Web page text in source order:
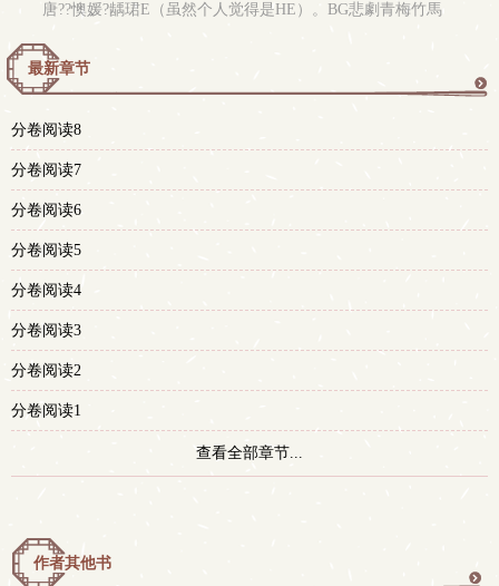
唐??懊媛?龋珺E（虽然个人觉得是HE）。BG悲劇青梅竹馬
最新章节
分卷阅读8
分卷阅读7
分卷阅读6
分卷阅读5
分卷阅读4
分卷阅读3
分卷阅读2
分卷阅读1
查看全部章节...
作者其他书